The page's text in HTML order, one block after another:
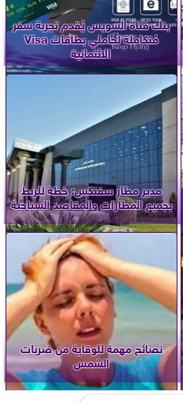
بنك قناة السويس يُقدم تجربة سفر
مُتكاملة لحاملي بطاقات Visa
الائتمانية
مدير مطار سفنكس: خطة للربط
بجميع المطارات والمقاصد السياحية
نصائح مهمة للوقاية من ضربات
الشمس